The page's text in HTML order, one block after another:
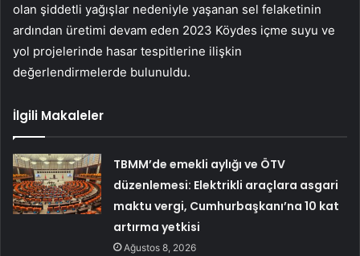
olan şiddetli yağışlar nedeniyle yaşanan sel felaketinin
ardından üretimi devam eden 2023 Köydes içme suyu ve
yol projelerinde hasar tespitlerine ilişkin
değerlendirmelerde bulunuldu.
İlgili Makaleler
TBMM’de emekli aylığı ve ÖTV
düzenlemesi: Elektrikli araçlara asgari
maktu vergi, Cumhurbaşkanı’na 10 kat
artırma yetkisi
Ağustos 8, 2026